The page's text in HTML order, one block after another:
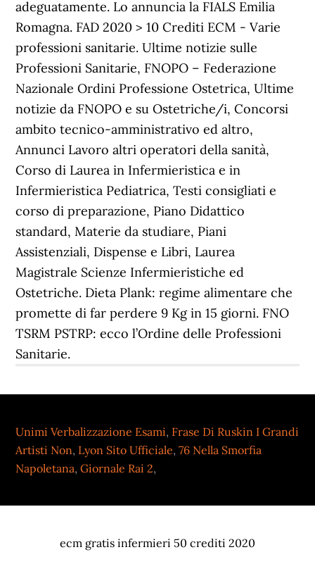
Unimi Verbalizzazione Esami, Frase Di Ruskin I Grandi
Artisti Non, Lyon Sito Ufficiale,76 Nella Smorfia
Napoletana,Giornale Rai 2,
ecm gratis infermieri 50 crediti 2020